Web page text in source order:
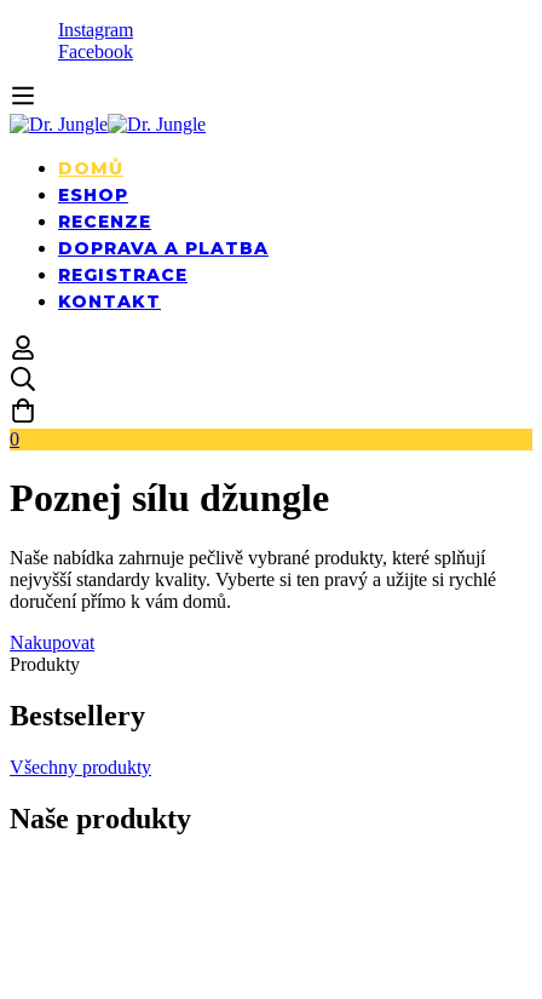
Instagram
Facebook
DOMŮ
ESHOP
RECENZE
DOPRAVA A PLATBA
REGISTRACE
KONTAKT
0
Poznej sílu džungle
Naše nabídka zahrnuje pečlivě vybrané produkty, které splňují
nejvyšší standardy kvality. Vyberte si ten pravý a užijte si rychlé
doručení přímo k vám domů.
Nakupovat
Produkty
Bestsellery
Všechny produkty
Naše produkty